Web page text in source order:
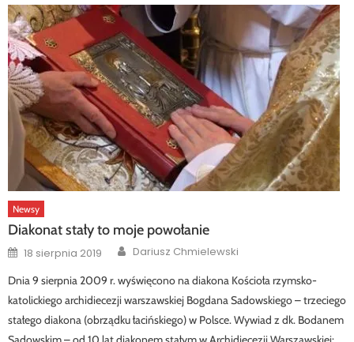
Newsy
Diakonat stały to moje powołanie
Posted
on
18 sierpnia 2019 Author
Dariusz Chmielewski
Dnia 9 sierpnia 2009 r. wyświęcono na diakona Kościoła rzymsko-
katolickiego archidiecezji warszawskiej Bogdana Sadowskiego – trzeciego
stałego diakona (obrządku łacińskiego) w Polsce. Wywiad z dk. Bodanem